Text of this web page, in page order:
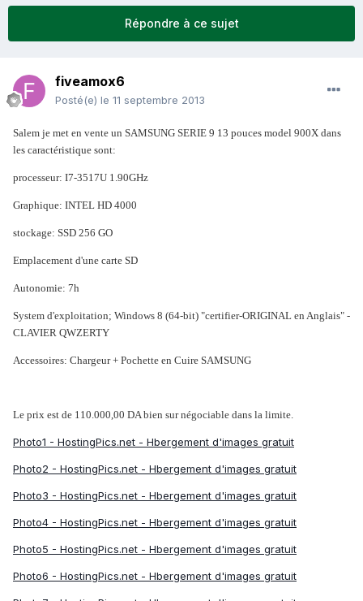
Répondre à ce sujet
fiveamox6
Posté(e) le 11 septembre 2013
Salem je met en vente un SAMSUNG SERIE 9 13 pouces model 900X dans
les caractéristique sont:
processeur: I7-3517U 1.90GHz
Graphique: INTEL HD 4000
stockage: SSD 256 GO
Emplacement d'une carte SD
Autonomie: 7h
System d'exploitation; Windows 8 (64-bit) "certifier-ORIGINAL en Anglais" -
CLAVIER QWZERTY
Accessoires: Chargeur + Pochette en Cuire SAMSUNG
Le prix est de 110.000,00 DA bien sur négociable dans la limite.
Photo1 - HostingPics.net - Hbergement d'images gratuit
Photo2 - HostingPics.net - Hbergement d'images gratuit
Photo3 - HostingPics.net - Hbergement d'images gratuit
Photo4 - HostingPics.net - Hbergement d'images gratuit
Photo5 - HostingPics.net - Hbergement d'images gratuit
Photo6 - HostingPics.net - Hbergement d'images gratuit